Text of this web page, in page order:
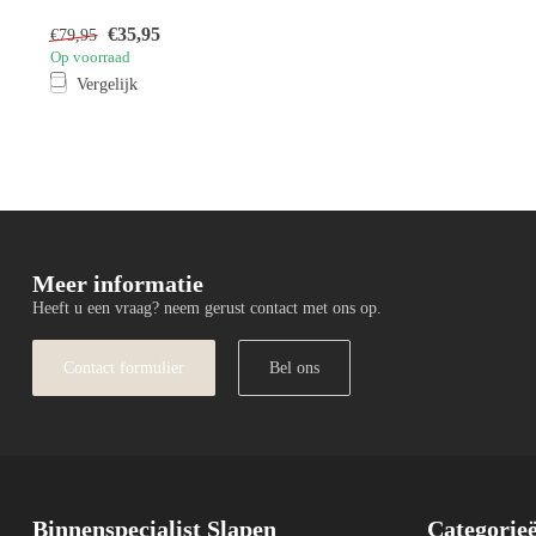
€79,95 €35,95
Op voorraad
Vergelijk
Meer informatie
Heeft u een vraag? neem gerust contact met ons op.
Contact formulier Bel ons
Binnenspecialist Slapen